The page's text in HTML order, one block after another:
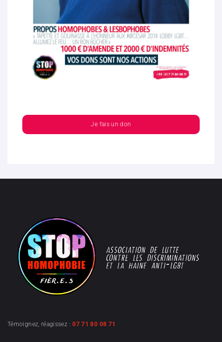
Je fais un don
Témoignez, réagissez :07 71 80 08 71